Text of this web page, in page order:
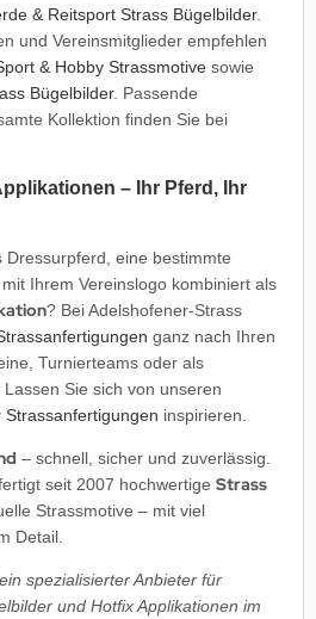
& Reitsport Strass Bügelbilder.
und Vereinsmitglieder empfehlen
& Hobby Strassmotive sowie
Bügelbilder. Passende
Kollektion finden Sie bei
– Ihr Pferd, Ihr
Dressurpferd, eine bestimmte
Ihrem Vereinslogo kombiniert als
? Bei Adelshofener-Strass
ganz nach Ihren
Turnierteams oder als
Sie sich von unseren
inspirieren.
– schnell, sicher und zuverlässig.
seit 2007 hochwertige Strass
Strassmotive – mit viel
Detail.
spezialisierter Anbieter für
und Hotfix Applikationen im